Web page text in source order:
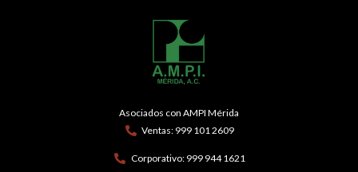
Asociados con AMPI Mérida
Ventas: 999 101 2609
Corporativo: 999 944 1621